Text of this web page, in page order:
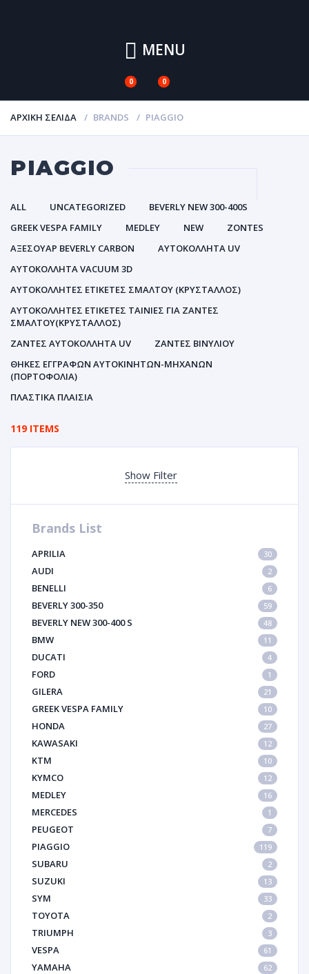
MENU
0 0
ΑΡΧΙΚΉ ΣΕΛΊΔΑ BRANDS PIAGGIO
PIAGGIO
ALL UNCATEGORIZED
BEVERLY NEW 300-400S
GREEK VESPA FAMILY
MEDLEY NEW
ZONTES
ΑΞΕΣΟΥΑΡ BEVERLY CARBON
ΑΥΤΟΚΌΛΛΗΤΑ UV
ΑΥΤΟΚΌΛΛΗΤΑ VACUUM 3D
ΑΥΤΟΚΌΛΛΗΤΕΣ ΕΤΙΚΈΤΕΣ ΣΜΆΛΤΟΥ (ΚΡΥΣΤΑΛΛΟΣ)
ΑΥΤΟΚΌΛΛΗΤΕΣ ΕΤΙΚΈΤΕΣ ΤΑΙΝΊΕΣ ΓΙΑ ΖΆΝΤΕΣ
ΣΜΆΛΤΟΥ(ΚΡΎΣΤΑΛΛΟΣ)
ΖΆΝΤΕΣ ΑΥΤΟΚΌΛΛΗΤΑ UV
ΖΆΝΤΕΣ ΒΙΝΥΛΊΟΥ
ΘΉΚΕΣ ΕΓΓΡΆΦΩΝ ΑΥΤΟΚΙΝΗΤΩΝ-ΜΗΧΑΝΩΝ
(ΠΟΡΤΟΦΌΛΙΑ)
ΠΛΑΣΤΙΚΆ ΠΛΑΊΣΙΑ
119 ITEMS
Show Filter
Brands List
APRILIA 30
AUDI 2
BENELLI 6
BEVERLY 300-350 59
BEVERLY NEW 300-400 S 48
BMW 11
DUCATI 4
FORD 1
GILERA 21
GREEK VESPA FAMILY 10
HONDA 27
KAWASAKI 12
KTM 10
KYMCO 12
MEDLEY 16
MERCEDES 1
PEUGEOT 7
PIAGGIO 119
SUBARU 2
SUZUKI 13
SYM 33
TOYOTA 2
TRIUMPH 3
VESPA 61
YAMAHA 62